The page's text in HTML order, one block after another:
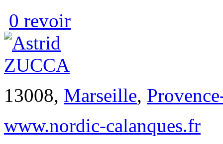
0 revoir
13008, Marseille,
www.nordic-calanques.fr